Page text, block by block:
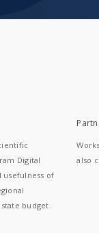
Digital
usefulness of
budget.
also